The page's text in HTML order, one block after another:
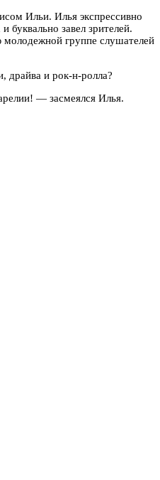
Ильи. Илья экспрессивно
буквально завел зрителей.
молодежной группе слушателей
драйва и рок-н-ролла?
— засмеялся Илья.